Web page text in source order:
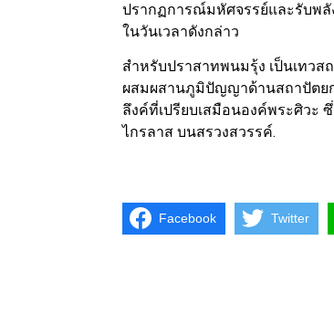
ปรากฏการณ์มหัศจรรย์และรับพลั
ในวันเวลาดังกล่าว
สำหรับปราสาทพนมรุ้ง เป็นเทว
ผสมผสานภูมิปัญญาด้านสถาปัตยก
ลึงค์ที่เปรียบเสมือนองค์พระศิวะ
ไกรลาส บนสรวงสวรรค์.
Facebook Twitter